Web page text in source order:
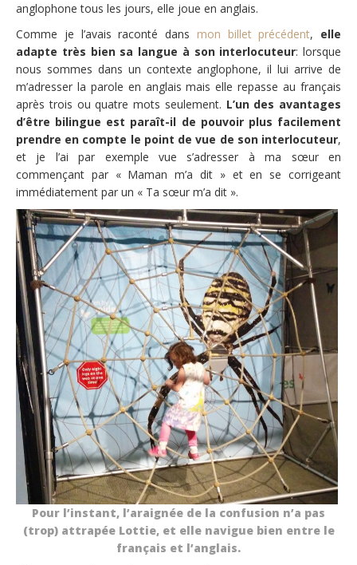
anglophone tous les jours, elle joue en anglais.
Comme je l’avais raconté dans mon billet précédent, elle
adapte très bien sa langue à son interlocuteur: lorsque
nous sommes dans un contexte anglophone, il lui arrive de
m’adresser la parole en anglais mais elle repasse au français
après trois ou quatre mots seulement. L’un des avantages
d’être bilingue est paraît-il de pouvoir plus facilement
prendre en compte le point de vue de son interlocuteur,
et je l’ai par exemple vue s’adresser à ma sœur en
commençant par « Maman m’a dit » et en se corrigeant
immédiatement par un « Ta sœur m’a dit ».
Pour l’instant, l’araignée de la confusion n’a pas
(trop) attrapée Lottie, et elle navigue bien entre le
français et l’anglais.